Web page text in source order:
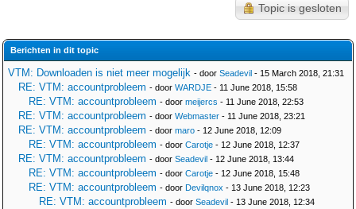
Topic is gesloten
Berichten in dit topic
VTM: Downloaden is niet meer mogelijk - door Seadevil - 15 March 2018, 21:31
RE: VTM: accountprobleem - door WARDJE - 11 June 2018, 15:58
RE: VTM: accountprobleem - door meijercs - 11 June 2018, 22:53
RE: VTM: accountprobleem - door Webmaster - 11 June 2018, 23:21
RE: VTM: accountprobleem - door maro - 12 June 2018, 12:09
RE: VTM: accountprobleem - door Carotje - 12 June 2018, 12:37
RE: VTM: accountprobleem - door Seadevil - 12 June 2018, 13:44
RE: VTM: accountprobleem - door Carotje - 12 June 2018, 15:48
RE: VTM: accountprobleem - door Devilqnox - 13 June 2018, 12:23
RE: VTM: accountprobleem - door Seadevil - 13 June 2018, 12:34